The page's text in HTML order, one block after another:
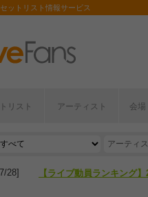
ットリスト情報サービス
リスト アーティスト 会場
27] 【フェス特集2026】フェ
28] 【ライブ動員ランキング